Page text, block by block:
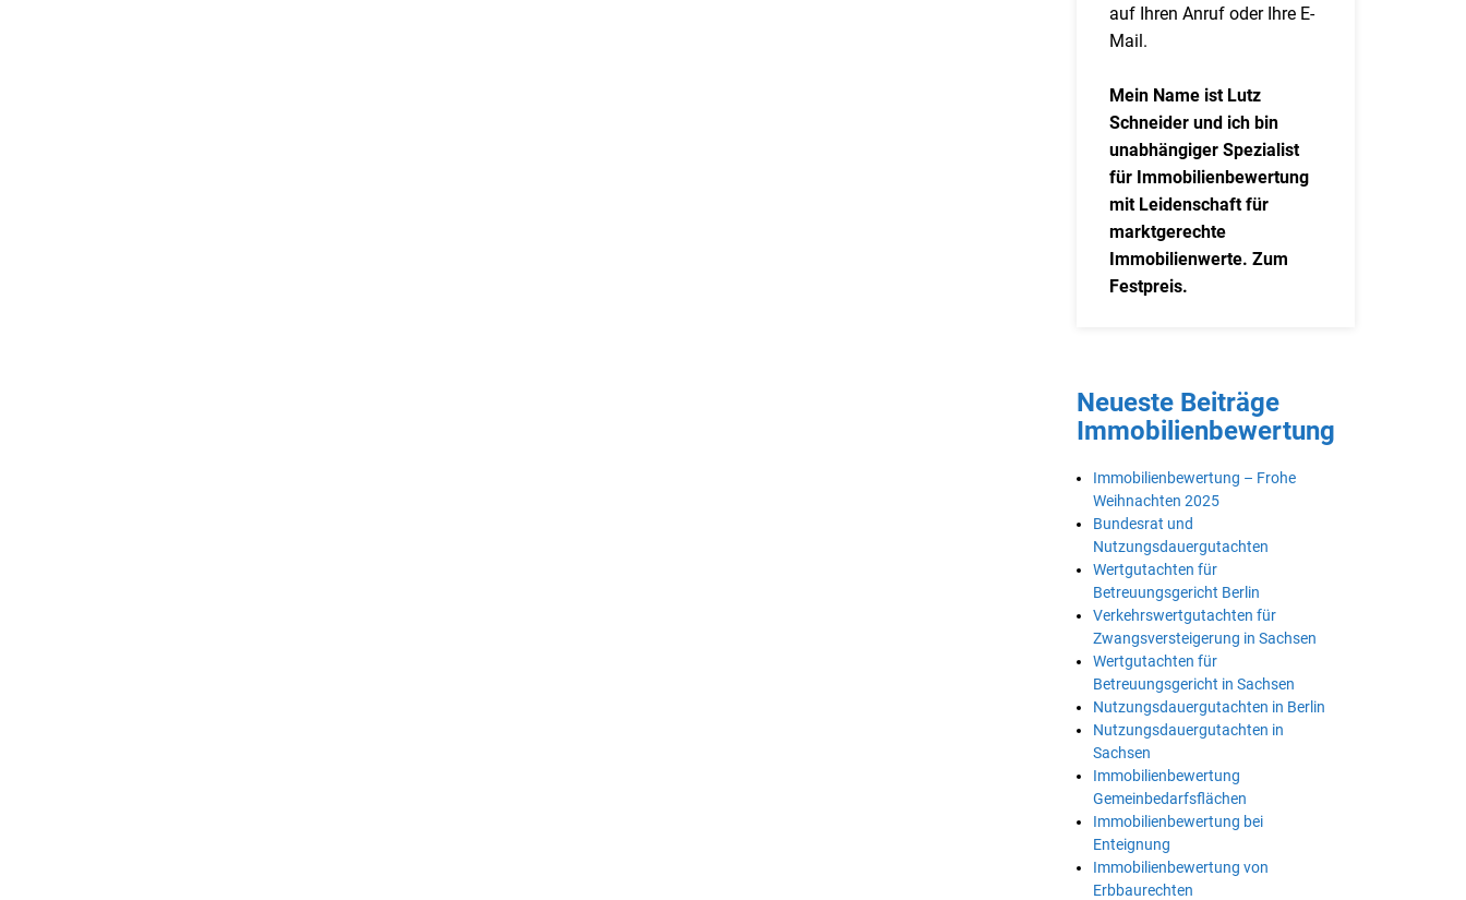
auf Ihren Anruf oder Ihre E-
Mail.
Mein Name ist Lutz
Schneider und ich bin
unabhängiger Spezialist
für Immobilienbewertung
mit Leidenschaft für
marktgerechte
Immobilienwerte. Zum
Festpreis.
Neueste Beiträge
Immobilienbewertung
Immobilienbewertung – Frohe
Weihnachten 2025
Bundesrat und
Nutzungsdauergutachten
Wertgutachten für
Betreuungsgericht Berlin
Verkehrswertgutachten für
Zwangsversteigerung in Sachsen
Wertgutachten für
Betreuungsgericht in Sachsen
Nutzungsdauergutachten in Berlin
Nutzungsdauergutachten in
Sachsen
Immobilienbewertung
Gemeinbedarfsflächen
Immobilienbewertung bei
Enteignung
Immobilienbewertung von
Erbbaurechten